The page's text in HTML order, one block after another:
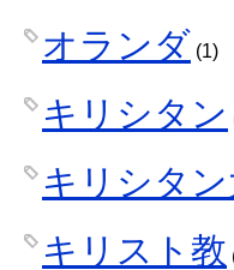
オランダ (1)
キリシタン
キリシタン
キリスト教